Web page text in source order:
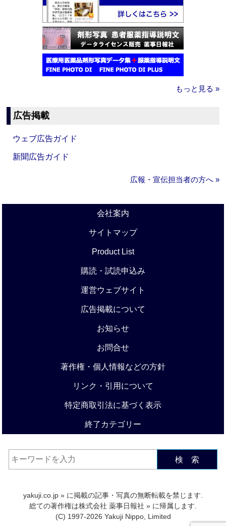
もっと見る »
広告掲載
ウェブ広告ガイド
新聞広告ガイド
広報・宣伝担当者の方へ »
会社案内
サイトマップ
Product List
購読・試読申込み
運営ウェブサイト
広告掲載について
お知らせ
お問合せ
著作権・個人情報などの方針
リンク・引用について
特定商取引法に基づく表示
終了カテゴリー
検 索
yakuji.co.jp » に掲載の記事・写真の無断転載を禁じます.
総ての著作権は株式会社 薬事日報社 » に帰属します.
(C) 1997-2026 Yakuji Nippo, Limited